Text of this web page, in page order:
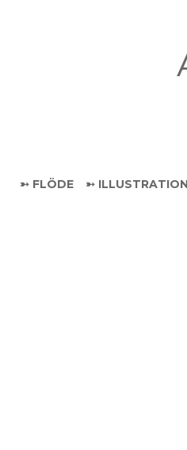
➳ FLÖDE ➳ ILLUSTRATION